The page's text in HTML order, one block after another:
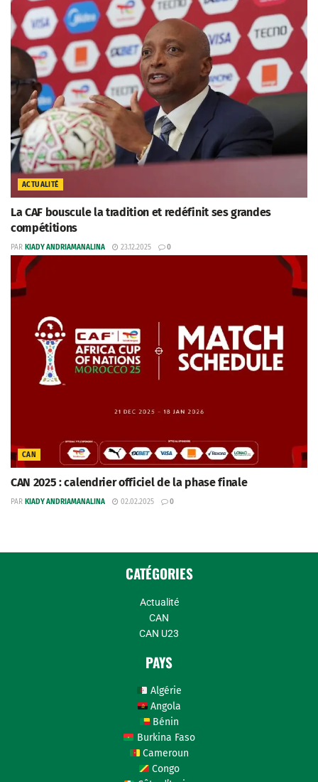
ACTUALITÉ
La CAF bouscule la tradition et redéfinit ses grandes
compétitions
PAR KIADY ANDRIAMANALINA 23.12.2025 0
CAN
CAN 2025 : calendrier officiel de la phase finale
PAR KIADY ANDRIAMANALINA 02.02.2025 0
CATÉGORIES
Actualité
CAN
CAN U23
PAYS
Algérie
Angola
Bénin
Burkina Faso
Cameroun
Congo